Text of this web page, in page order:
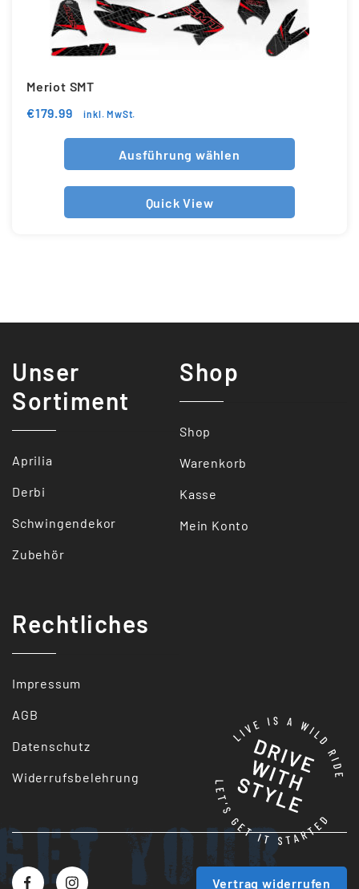
Meriot SMT
€179.99 inkl. MwSt.
Ausführung wählen
Quick View
Unser
Sortiment
Aprilia
Derbi
Schwingendekor
Zubehör
Shop
Shop
Warenkorb
Kasse
Mein Konto
Rechtliches
Impressum
AGB
Datenschutz
Widerrufsbelehrung
Vertrag widerrufen
your